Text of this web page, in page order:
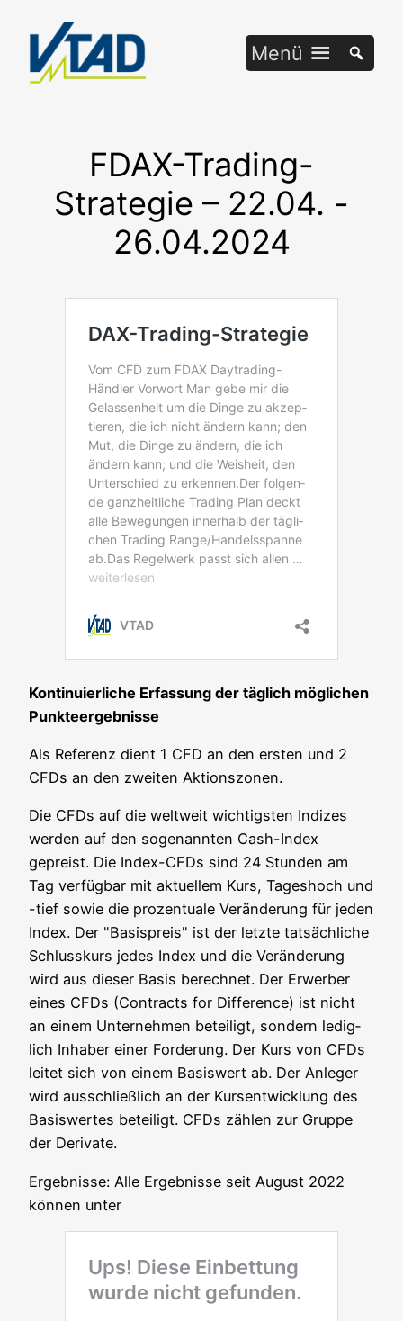
springen
Menü
FDAX-Trading-
Strategie – 22.04. -
26.04.2024
Kon­ti­nu­ier­li­che Erfas­sung der täg­lich mög­li­chen
Punkteergebnisse
Als Refe­renz dient 1 CFD an den ers­ten und 2
CFDs an den zwei­ten Aktionszonen.
Die CFDs auf die welt­weit wich­tigs­ten Indi­zes
wer­den auf den soge­nann­ten Cash-Index
gepreist. Die Index-CFDs sind 24 Stun­den am
Tag ver­füg­bar mit aktu­el­lem Kurs, Tages­hoch und
-tief sowie die pro­zen­tua­le Ver­än­de­rung für jeden
Index. Der "Basis­preis" ist der letz­te tat­säch­li­che
Schluss­kurs jedes Index und die Ver­än­de­rung
wird aus die­ser Basis berech­net. Der Erwer­ber
eines CFDs (Con­tracts for Dif­fe­rence) ist nicht
an einem Unter­neh­men betei­ligt, son­dern ledig­
lich Inha­ber einer For­de­rung. Der Kurs von CFDs
lei­tet sich von einem Basis­wert ab. Der Anle­ger
wird aus­schließ­lich an der Kurs­ent­wick­lung des
Basis­wer­tes betei­ligt. CFDs zäh­len zur Grup­pe
der Derivate.
Ergeb­nis­se: Alle Ergeb­nis­se seit August 2022
kön­nen unter